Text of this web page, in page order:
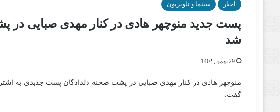
اخبار سینما و تلویزیون
پست جدید منوچهر هادی در کنار مهدی صبایی در
شد
29 بهمن, 1402
منوچهر هادی در کنار مهدی صبایی در پشت صحنه دلدادگان پست جدیدی به
گفت.